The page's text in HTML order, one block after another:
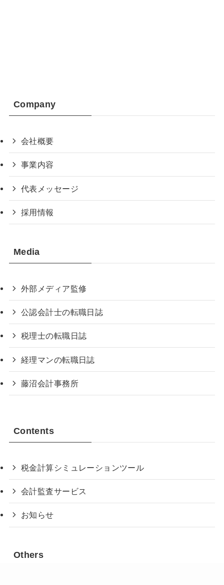
Company
会社概要
事業内容
代表メッセージ
採用情報
Media
外部メディア監修
公認会計士の転職日誌
税理士の転職日誌
経理マンの転職日誌
藤沼会計事務所
Contents
税金計算シミュレーションツール
会計監査サービス
お知らせ
Others